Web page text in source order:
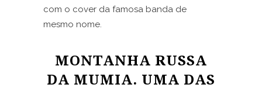
com o cover da famosa banda de
mesmo nome.
MONTANHA RUSSA
DA MUMIA. UMA DAS